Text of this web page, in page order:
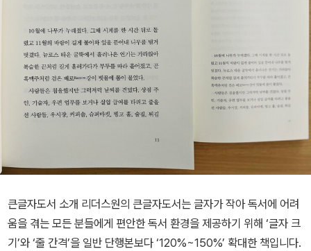
큰글자도서 소개 리더스원의 큰글자도서는 글자가 작아 독서에 어려
움을 겪는 모든 분들에게 편안한 독서 환경을 제공하기 위해 ‘글자 크
기’와 ‘줄 간격’을 일반 단행본보다 ‘120%~150%’ 확대한 책입니다.